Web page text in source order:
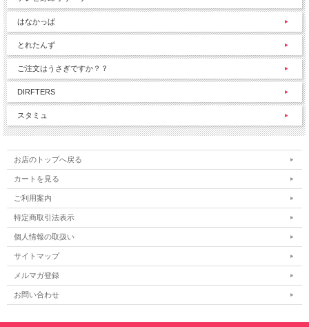
はなかっぱ
とれたんず
ご注文はうさぎですか？？
DIRFTERS
スタミュ
お店のトップへ戻る
カートを見る
ご利用案内
特定商取引法表示
個人情報の取扱い
サイトマップ
メルマガ登録
お問い合わせ